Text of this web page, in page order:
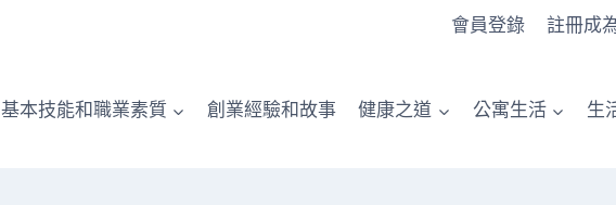
會員登錄 註冊成
基本技能和職業素質 創業經驗和故事 健康之道 公寓生活 生